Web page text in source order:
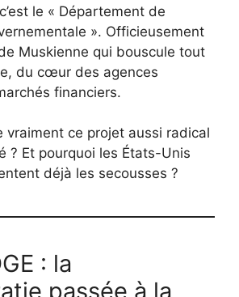
le « Département de
». Officieusement
Muskienne qui bouscule tout
du cœur des agences
financiers.
vraiment ce projet aussi radical
? Et pourquoi les États-Unis
déjà les secousses ?
: la
passée à la